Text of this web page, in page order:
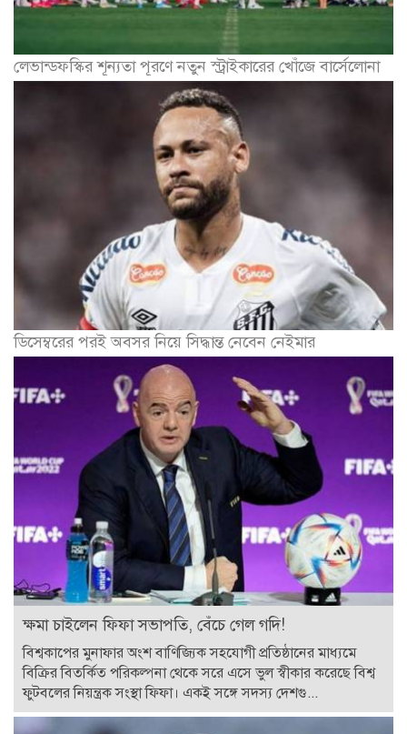
লেভান্ডফস্কির শূন্যতা পূরণে নতুন স্ট্রাইকারের খোঁজে বার্সেলোনা
ডিসেম্বরের পরই অবসর নিয়ে সিদ্ধান্ত নেবেন নেইমার
ক্ষমা চাইলেন ফিফা সভাপতি, বেঁচে গেল গদি!
বিশ্বকাপের মুনাফার অংশ বাণিজ্যিক সহযোগী প্রতিষ্ঠানের মাধ্যমে
বিক্রির বিতর্কিত পরিকল্পনা থেকে সরে এসে ভুল স্বীকার করেছে বিশ্ব
ফুটবলের নিয়ন্ত্রক সংস্থা ফিফা। একই সঙ্গে সদস্য দেশগু...